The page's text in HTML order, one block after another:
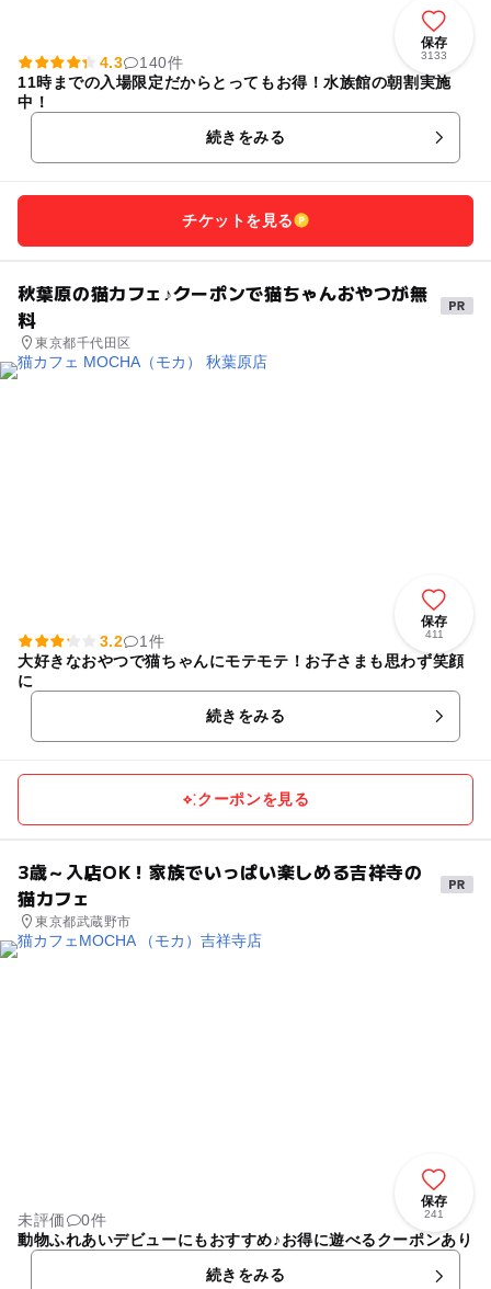
保存
3133
4.3
140件
11時までの入場限定だからとってもお得！水族館の朝割実施
中！
続きをみる
チケットを見る
秋葉原の猫カフェ♪クーポンで猫ちゃんおやつが無
料
東京都千代田区
保存
411
3.2
1件
大好きなおやつで猫ちゃんにモテモテ！お子さまも思わず笑顔
に
続きをみる
クーポンを見る
3歳～入店OK！家族でいっぱい楽しめる吉祥寺の
猫カフェ
東京都武蔵野市
保存
241
未評価
0件
動物ふれあいデビューにもおすすめ♪お得に遊べるクーポンあり
続きをみる